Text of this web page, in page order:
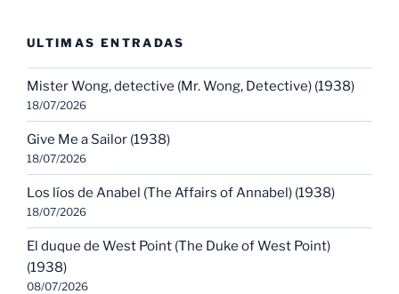
ULTIMAS ENTRADAS
Mister Wong, detective (Mr. Wong, Detective) (1938)
18/07/2026
Give Me a Sailor (1938)
18/07/2026
Los líos de Anabel (The Affairs of Annabel) (1938)
18/07/2026
El duque de West Point (The Duke of West Point)
(1938)
08/07/2026